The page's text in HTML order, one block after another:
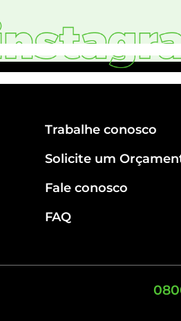
Trabalhe conosco
Solicite um
Fale conosco
FAQ